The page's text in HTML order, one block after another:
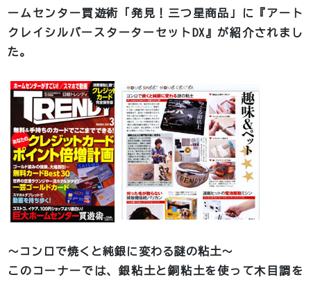
ームセンター買遊術「発見！三つ星商品」に『アート
クレイシルバースターターセットDX』が紹介されまし
た。
～コンロで焼くと純銀に変わる謎の粘土～
このコーナーでは、銀粘土と銅粘土を使って木目調を